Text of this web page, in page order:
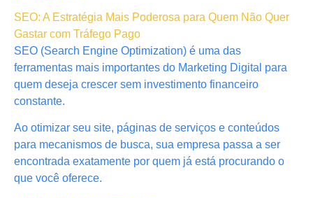
SEO: A Estratégia Mais Poderosa para Quem Não Quer
Gastar com Tráfego Pago
SEO (Search Engine Optimization) é uma das
ferramentas mais importantes do Marketing Digital para
quem deseja crescer sem investimento financeiro
constante.
Ao otimizar seu site, páginas de serviços e conteúdos
para mecanismos de busca, sua empresa passa a ser
encontrada exatamente por quem já está procurando o
que você oferece.